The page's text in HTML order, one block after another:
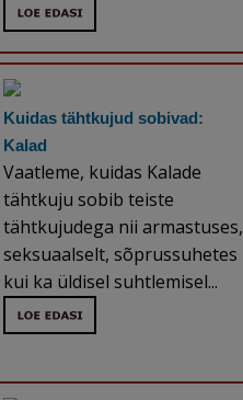
Kuidas tähtkujud sobivad:
Kalad
Vaatleme, kuidas Kalade
tähtkuju sobib teiste
tähtkujudega nii armastuses,
seksuaalselt, sõprussuhetes
kui ka üldisel suhtlemisel...